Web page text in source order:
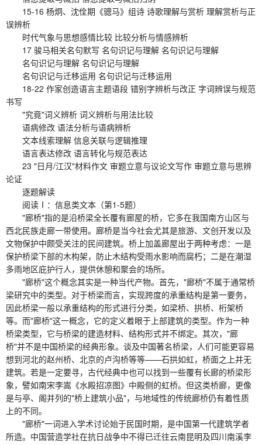
15-16 杨炯、沈佺期《骢马》组诗 诗歌理解与赏析 理解赏析与正
误辨析
时代气象与思想感情比较 比较分析与情感辨析
17 骏马相关名句默写 名句识记与理解 名句识记与理解
名句识记与理解 名句识记与理解
名句识记与迁移运用 名句识记与迁移运用
18-22 作家创造语言主题语段 错别字辨析与改正 字词辨误与规范
书写
"究竟"词义辨析 词义辨析与用法比较
语病修改 语法分析与语病辨析
文本线索理解 信息关联与逻辑推理
语言表达修改 语言转化与规范表达
23 "日月/江汉"材料作文 审题立意与议论文写作 审题立意与思辨
论证
逐题解读
阅读Ⅰ：信息类文本（第1-5题）
"廊桥"指的是沿桥梁全长覆有廊屋的桥，它多在我国南方山区与
西北民族走廊一带使用。廊桥是当今社会尤其是旅游、文创开发以及
文物保护中颇受关注的民间建筑。桥上加盖廊屋出于两种考虑：一是
保护桥梁下部的木构架，防止木结构受雨水影响而腐朽；二是在潮湿
多雨地区庇护行人，提供休憩和聚会的场所。
"廊桥"这个概念其实是一种当代产物。首先，"廊桥"不属于通常桥
梁研究中的类型。对于桥梁而言，实现跨度的承重结构是第一要务，
因此桥梁一般以承重结构的形式进行分类，如梁桥、拱桥、桁架桥
等。而"廊桥"这一概念，它的定义着眼于上部建筑的类型。作为一种
桥梁类型，它与桥梁的建造材料、结构形式并不绑定。其次，"廊
桥"并不是中国桥梁的经典形象。谈及中国著名桥梁，人们可能更容易
想到河北的赵州桥、北京的卢沟桥等等——石拱如虹，桥面之上并无
建筑。若是一定要寻，古代经典中也可以找到一些覆有长廊的桥梁形
象，譬如南宋李嵩《水殿招凉图》中殿侧的虹桥。但这类桥廊，更像
是与亭、阁并列的"桥上建筑小品"，与地域性的传统廊桥仍有着性质
上的不同。
"廊桥"一词进入学术讨论始于民国时期，是中国第一代建筑学者
所造。中国营造学社在抗日战争中不得已迁往云南昆明及四川南溪李